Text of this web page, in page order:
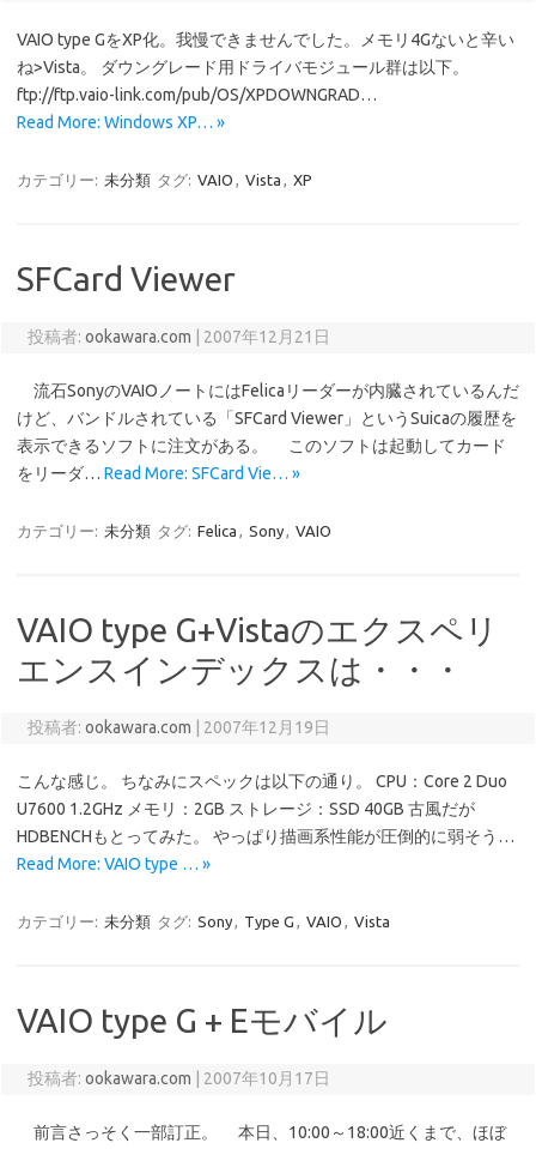
VAIO type GをXP化。我慢できませんでした。メモリ4Gないと辛い
ね>Vista。 ダウングレード用ドライバモジュール群は以下。
ftp://ftp.vaio-link.com/pub/OS/XPDOWNGRAD…
Read More: Windows XP… »
カテゴリー: 未分類 タグ: VAIO , Vista , XP
SFCard Viewer
投稿者: ookawara.com 2007年12月21日
流石SonyのVAIOノートにはFelicaリーダーが内臓されているんだ
けど、バンドルされている「SFCard Viewer」というSuicaの履歴を
表示できるソフトに注文がある。 このソフトは起動してカード
をリーダ… Read More: SFCard Vie… »
カテゴリー: 未分類 タグ: Felica , Sony, VAIO
VAIO type G+Vistaのエクスペリ
エンスインデックスは・・・
投稿者: ookawara.com 2007年12月19日
こんな感じ。 ちなみにスペックは以下の通り。 CPU：Core 2 Duo
U7600 1.2GHz メモリ：2GB ストレージ：SSD 40GB 古風だが
HDBENCHもとってみた。 やっぱり描画系性能が圧倒的に弱そう…
Read More: VAIO type … »
カテゴリー: 未分類 タグ: Sony, Type G , VAIO , Vista
VAIO type G + Eモバイル
投稿者: ookawara.com 2007年10月17日
前言さっそく一部訂正。 本日、10:00～18:00近くまで、ほぼ